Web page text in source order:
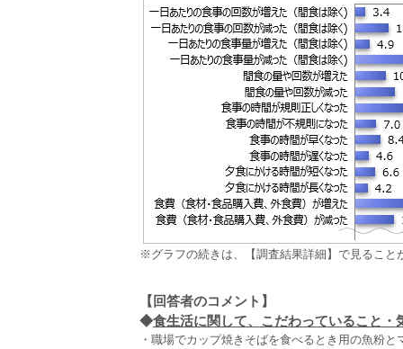
※グラフの続きは、【調査結果詳細】で見ること
【回答者のコメント】
◆食生活に関して、こだわっていること
・職場でカップ焼きそばを食べるとき用の魚粉